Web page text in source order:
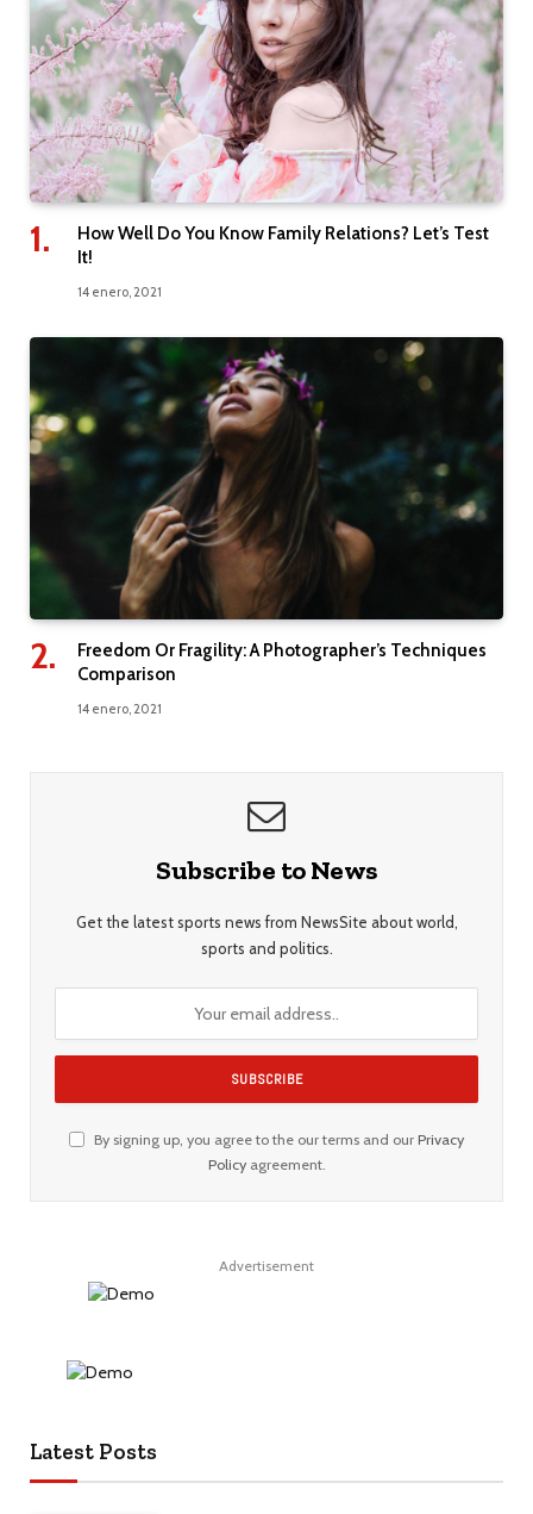
How Well Do You Know Family Relations? Let’s Test
It!
14 enero, 2021
Freedom Or Fragility: A Photographer’s Techniques
Comparison
14 enero, 2021
Subscribe to News
Get the latest sports news from NewsSite about world,
sports and politics.
By signing up, you agree to the our terms and our Privacy
Policyagreement.
Advertisement
Latest Posts